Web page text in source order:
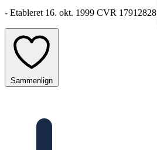
- Etableret 16. okt. 1999 CVR 17912828
Sammenlign